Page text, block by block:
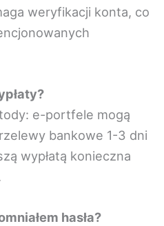
weryfikacji konta, co
e-portfele mogą
bankowe 1-3 dni
wypłatą konieczna
hasła?